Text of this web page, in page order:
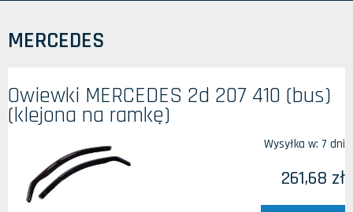
MERCEDES
Owiewki MERCEDES 2d 207 410 (bus)
(klejona na ramkę)
Wysyłka w: 7 dni
261,68 zł